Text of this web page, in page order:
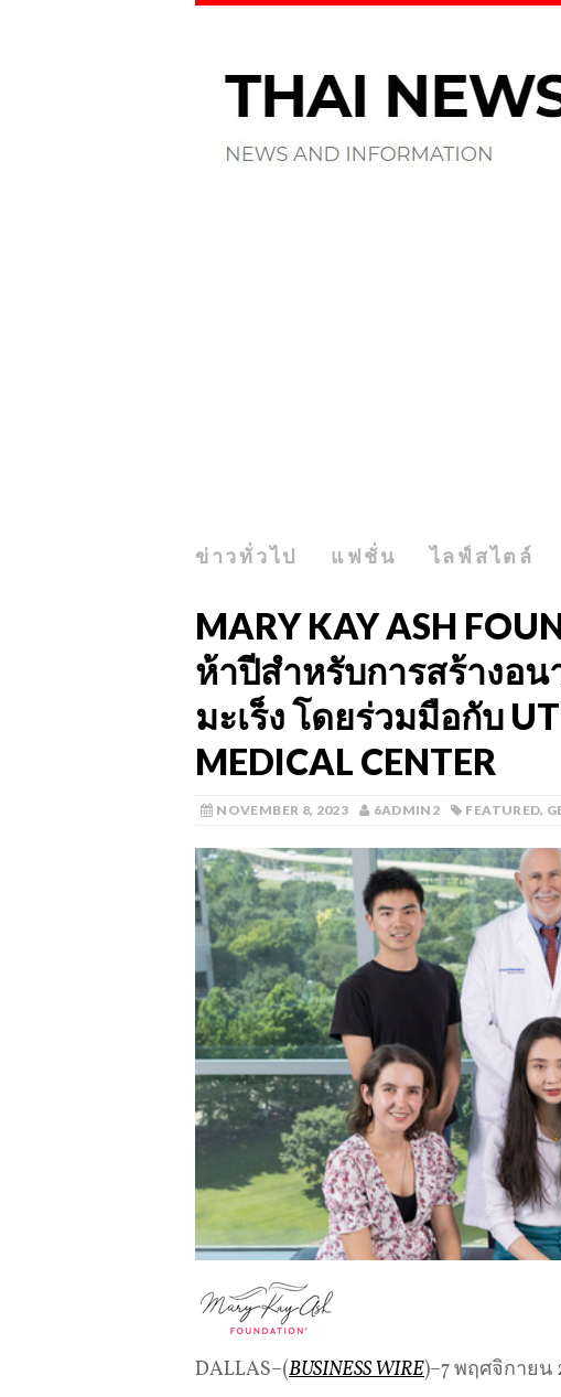
ข่าวทั่วไป แฟชั่น ไลฟ์สไตล์
MARY KAY ASH
ห้าปีสำหรับการสร้างอ
มะเร็ง โดยร่วมมือกับ
MEDICAL CENTER
NOVEMBER 8, 2023 6ADMIN2 FEATURED,
DALLAS–(BUSINESS WIRE)–7 พฤศจิกายน